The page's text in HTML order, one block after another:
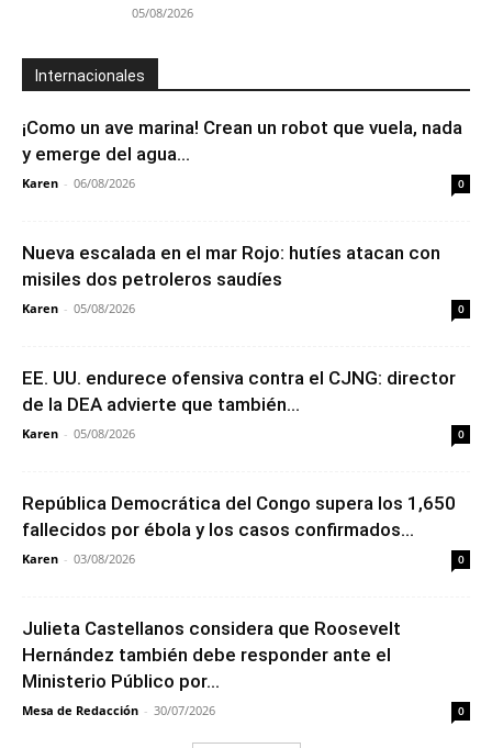
05/08/2026
Internacionales
¡Como un ave marina! Crean un robot que vuela, nada
y emerge del agua...
Karen - 06/08/2026 0
Nueva escalada en el mar Rojo: hutíes atacan con
misiles dos petroleros saudíes
Karen - 05/08/2026 0
EE. UU. endurece ofensiva contra el CJNG: director
de la DEA advierte que también...
Karen - 05/08/2026 0
República Democrática del Congo supera los 1,650
fallecidos por ébola y los casos confirmados...
Karen - 03/08/2026 0
Julieta Castellanos considera que Roosevelt
Hernández también debe responder ante el
Ministerio Público por...
Mesa de Redacción - 30/07/2026 0